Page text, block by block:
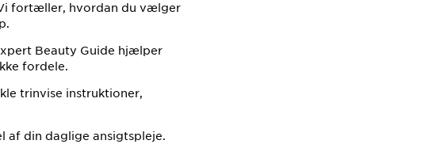
fortæller, hvordan du vælger
Beauty Guide hjælper
fordele.
trinvise instruktioner,
af din daglige ansigtspleje.